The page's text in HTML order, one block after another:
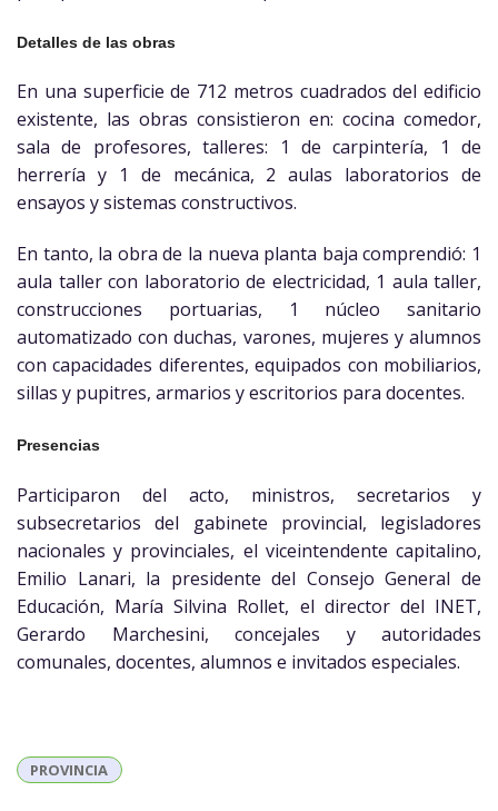
Detalles de las obras
En una superficie de 712 metros cuadrados del edificio
existente, las obras consistieron en: cocina comedor,
sala de profesores, talleres: 1 de carpintería, 1 de
herrería y 1 de mecánica, 2 aulas laboratorios de
ensayos y sistemas constructivos.
En tanto, la obra de la nueva planta baja comprendió: 1
aula taller con laboratorio de electricidad, 1 aula taller,
construcciones portuarias, 1 núcleo sanitario
automatizado con duchas, varones, mujeres y alumnos
con capacidades diferentes, equipados con mobiliarios,
sillas y pupitres, armarios y escritorios para docentes.
Presencias
Participaron del acto, ministros, secretarios y
subsecretarios del gabinete provincial, legisladores
nacionales y provinciales, el viceintendente capitalino,
Emilio Lanari, la presidente del Consejo General de
Educación, María Silvina Rollet, el director del INET,
Gerardo Marchesini, concejales y autoridades
comunales, docentes, alumnos e invitados especiales.
PROVINCIA